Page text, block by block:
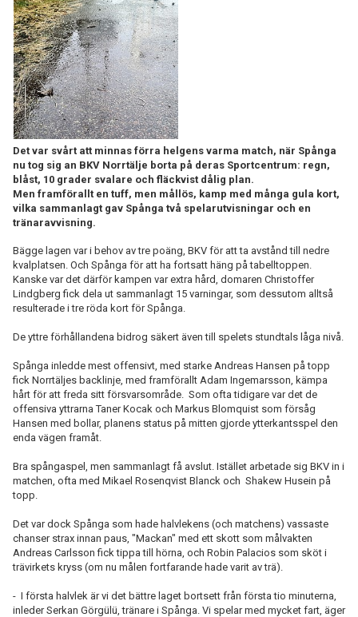
Det var svårt att minnas förra helgens varma match, när Spånga
nu tog sig an BKV Norrtälje borta på deras Sportcentrum: regn,
blåst, 10 grader svalare och fläckvist dålig plan.
Men framförallt en tuff, men mållös, kamp med många gula kort,
vilka sammanlagt gav Spånga två spelarutvisningar och en
tränaravvisning.
Bägge lagen var i behov av tre poäng, BKV för att ta avstånd till nedre
kvalplatsen. Och Spånga för att ha fortsatt häng på tabelltoppen.
Kanske var det därför kampen var extra hård, domaren Christoffer
Lindgberg fick dela ut sammanlagt 15 varningar, som dessutom alltså
resulterade i tre röda kort för Spånga.
De yttre förhållandena bidrog säkert även till spelets stundtals låga nivå.
Spånga inledde mest offensivt, med starke Andreas Hansen på topp
fick Norrtäljes backlinje, med framförallt Adam Ingemarsson, kämpa
hårt för att freda sitt försvarsområde. Som ofta tidigare var det de
offensiva yttrarna Taner Kocak och Markus Blomquist som försåg
Hansen med bollar, planens status på mitten gjorde ytterkantsspel den
enda vägen framåt.
Bra spångaspel, men sammanlagt få avslut. Istället arbetade sig BKV in i
matchen, ofta med Mikael Rosenqvist Blanck och Shakew Husein på
topp.
Det var dock Spånga som hade halvlekens (och matchens) vassaste
chanser strax innan paus, "Mackan" med ett skott som målvakten
Andreas Carlsson fick tippa till hörna, och Robin Palacios som sköt i
trävirkets kryss (om nu målen fortfarande hade varit av trä).
- I första halvlek är vi det bättre laget bortsett från första tio minuterna,
inleder Serkan Görgülü, tränare i Spånga. Vi spelar med mycket fart, äger